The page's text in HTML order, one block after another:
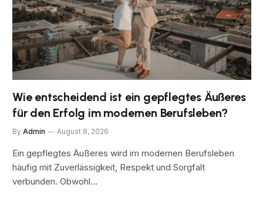
Wie entscheidend ist ein gepflegtes Äußeres
für den Erfolg im modernen Berufsleben?
By Admin August 8, 2026
Ein gepflegtes Äußeres wird im modernen Berufsleben
häufig mit Zuverlässigkeit, Respekt und Sorgfalt
verbunden. Obwohl…